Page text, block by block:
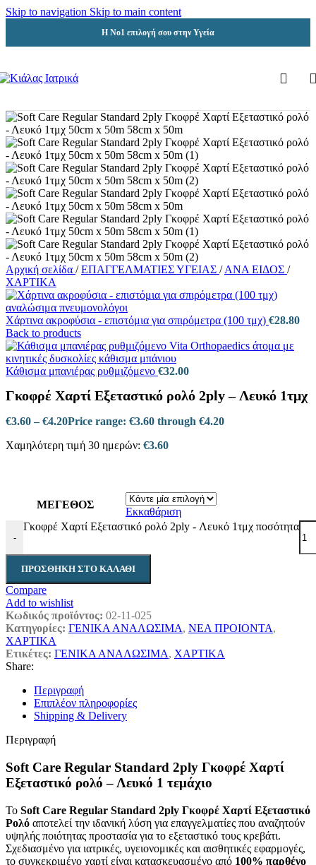
Skip to navigation Skip to main content
Η Νο1 επιλογή σου στην Υγεία
Αρχική σελίδα / ΕΠΑΓΓΕΛΜΑΤΙΕΣ ΥΓΕΙΑΣ / ΑΝΑ ΕΙΔΟΣ /
ΧΑΡΤΙΚΑ
Χάρτινα ακροφύσια - επιστόμια για σπιρόμετρα (100 τμχ) €28.80
Back to products
Κάθισμα μπανιέρας ρυθμιζόμενο €32.00
Γκοφρέ Χαρτί Εξεταστικό ρολό 2ply – Λευκό 1τμχ
€3.60 – €4.20Price range: €3.60 through €4.20
Χαμηλότερη τιμή 30 ημερών: €3.60
ΜΕΓΕΘΟΣ
Εκκαθάριση
-
Γκοφρέ Χαρτί Εξεταστικό ρολό 2ply - Λευκό 1τμχ ποσότητα
ΠΡΟΣΘΉΚΗ ΣΤΟ ΚΑΛΆΘΙ
Compare
Add to wishlist
Κωδικός προϊόντος: 02-11-025
Κατηγορίες: ΓΕΝΙΚΑ ΑΝΑΛΩΣΙΜΑ, ΝΕΑ ΠΡΟΙΟΝΤΑ,
ΧΑΡΤΙΚΑ
Ετικέτες: ΓΕΝΙΚΑ ΑΝΑΛΩΣΙΜΑ, ΧΑΡΤΙΚΑ
Share:
Περιγραφή
Επιπλέον πληροφορίες
Shipping & Delivery
Περιγραφή
Soft Care Regular Standard 2ply Γκοφρέ Χαρτί
Εξεταστικό ρολό – Λευκό 1 τεμάχιο
Το Soft Care Regular Standard 2ply Γκοφρέ Χαρτί Εξεταστικό
Ρολό αποτελεί την ιδανική λύση για επαγγελματίες που αναζητούν
υψηλής ποιότητας προστασία για το εξεταστικό τους κρεβάτι.
Σχεδιασμένο για ιατρικές, υγειονομικές και αισθητικές εφαρμογές,
το συγκεκριμένο χαρτί είναι κατασκευασμένο από 100% παρθένο